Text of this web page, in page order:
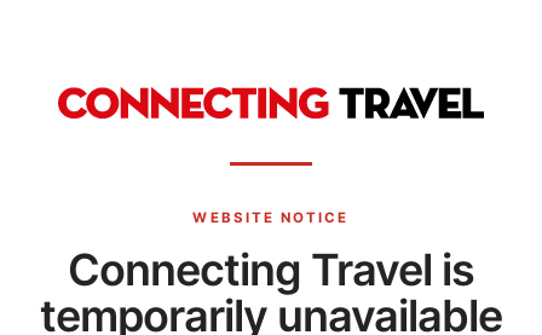
WEBSITE NOTICE
Connecting Travel is
temporarily unavailable